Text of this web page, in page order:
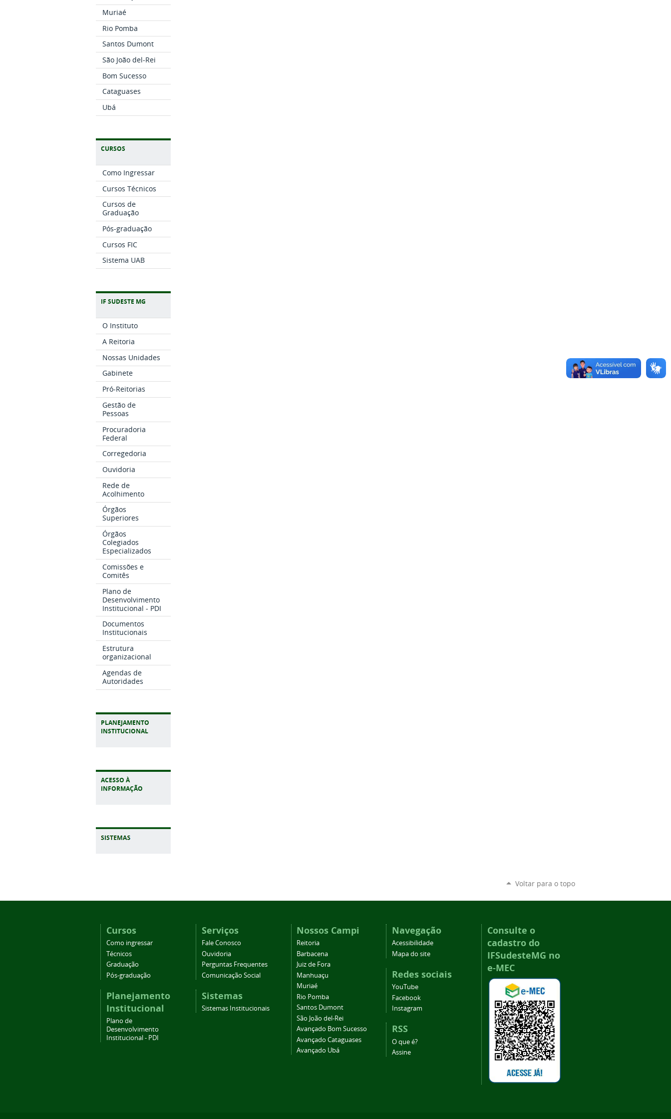
Muriaé
Rio Pomba
Santos Dumont
São João del-Rei
Bom Sucesso
Cataguases
Ubá
CURSOS
Como Ingressar
Cursos Técnicos
Cursos de
Graduação
Pós-graduação
Cursos FIC
Sistema UAB
IF SUDESTE MG
O Instituto
A Reitoria
Nossas Unidades
Gabinete
Pró-Reitorias
Gestão de
Pessoas
Procuradoria
Federal
Corregedoria
Ouvidoria
Rede de
Acolhimento
Órgãos
Superiores
Órgãos
Colegiados
Especializados
Comissões e
Comitês
Plano de
Desenvolvimento
Institucional - PDI
Documentos
Institucionais
Estrutura
organizacional
Agendas de
Autoridades
PLANEJAMENTO
INSTITUCIONAL
ACESSO À
INFORMAÇÃO
Voltar para o topo
Cursos
Como ingressar
Técnicos
Graduação
Pós-graduação
Planejamento
Institucional
Plano de
Desenvolvimento
Institucional - PDI
Serviços
Fale Conosco
Ouvidoria
Perguntas Frequentes
Comunicação Social
Sistemas
Sistemas Institucionais
Nossos Campi
Reitoria
Barbacena
Juiz de Fora
Manhuaçu
Muriaé
Rio Pomba
Santos Dumont
São João del-Rei
Avançado Bom Sucesso
Avançado Cataguases
Avançado Ubá
Navegação
Acessibilidade
Mapa do site
Redes sociais
YouTube
Facebook
Instagram
RSS
O que é?
Assine
Consulte o
cadastro do
IFSudesteMG no
e-MEC